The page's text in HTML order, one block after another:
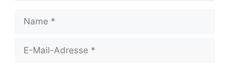
Name